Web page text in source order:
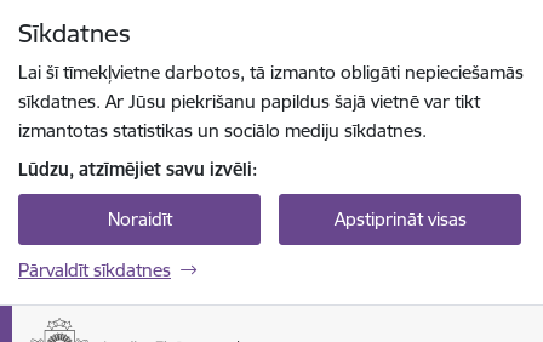
Sīkdatnes
Lai šī tīmekļvietne darbotos, tā izmanto obligāti nepieciešamās
sīkdatnes. Ar Jūsu piekrišanu papildus šajā vietnē var tikt
izmantotas statistikas un sociālo mediju sīkdatnes.
Lūdzu, atzīmējiet savu izvēli:
Noraidīt Apstiprināt visas
Pārvaldīt sīkdatnes